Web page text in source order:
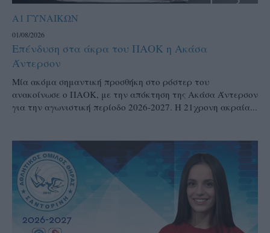
Α1 ΓΥΝΑΙΚΩΝ
01/08/2026
Επένδυση στα άκρα του ΠΑΟΚ η Ακάσα
Άντερσον
Μία ακόμα σημαντική προσθήκη στο ρόστερ του
ανακοίνωσε ο ΠΑΟΚ, με την απόκτηση της Ακάσα Άντερσον
για την αγωνιστική περίοδο 2026-2027. Η 21χρονη ακραία...